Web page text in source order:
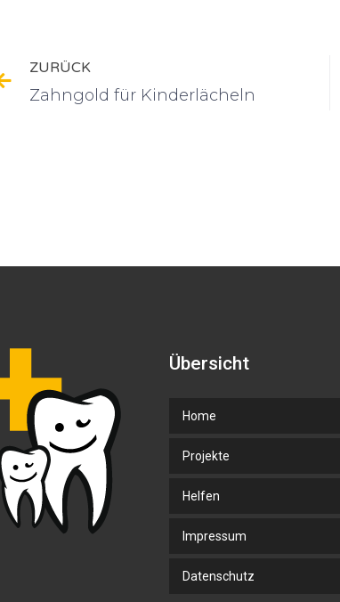
ZURÜCK
Zahngold für Kinderlächeln
Übersicht
Home
Projekte
Helfen
Impressum
Datenschutz